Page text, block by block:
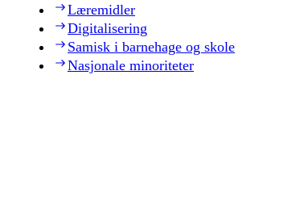
Læremidler
Digitalisering
Samisk i barnehage og skole
Nasjonale minoriteter